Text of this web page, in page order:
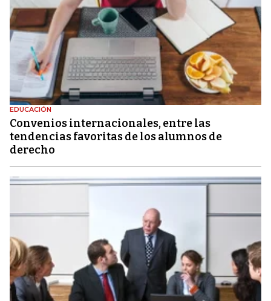
EDUCACIÓN
Convenios internacionales, entre las
tendencias favoritas de los alumnos de
derecho